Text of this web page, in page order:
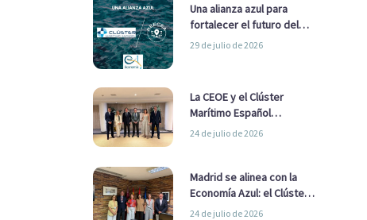
Una alianza azul para
fortalecer el futuro del
sector marítimo
29 de julio de 2026
La CEOE y el Clúster
Marítimo Español
refuerzan su alianza para
24 de julio de 2026
Madrid se alinea con la
Economía Azul: el Clúster
Marítimo Español y la Real
24 de julio de 2026